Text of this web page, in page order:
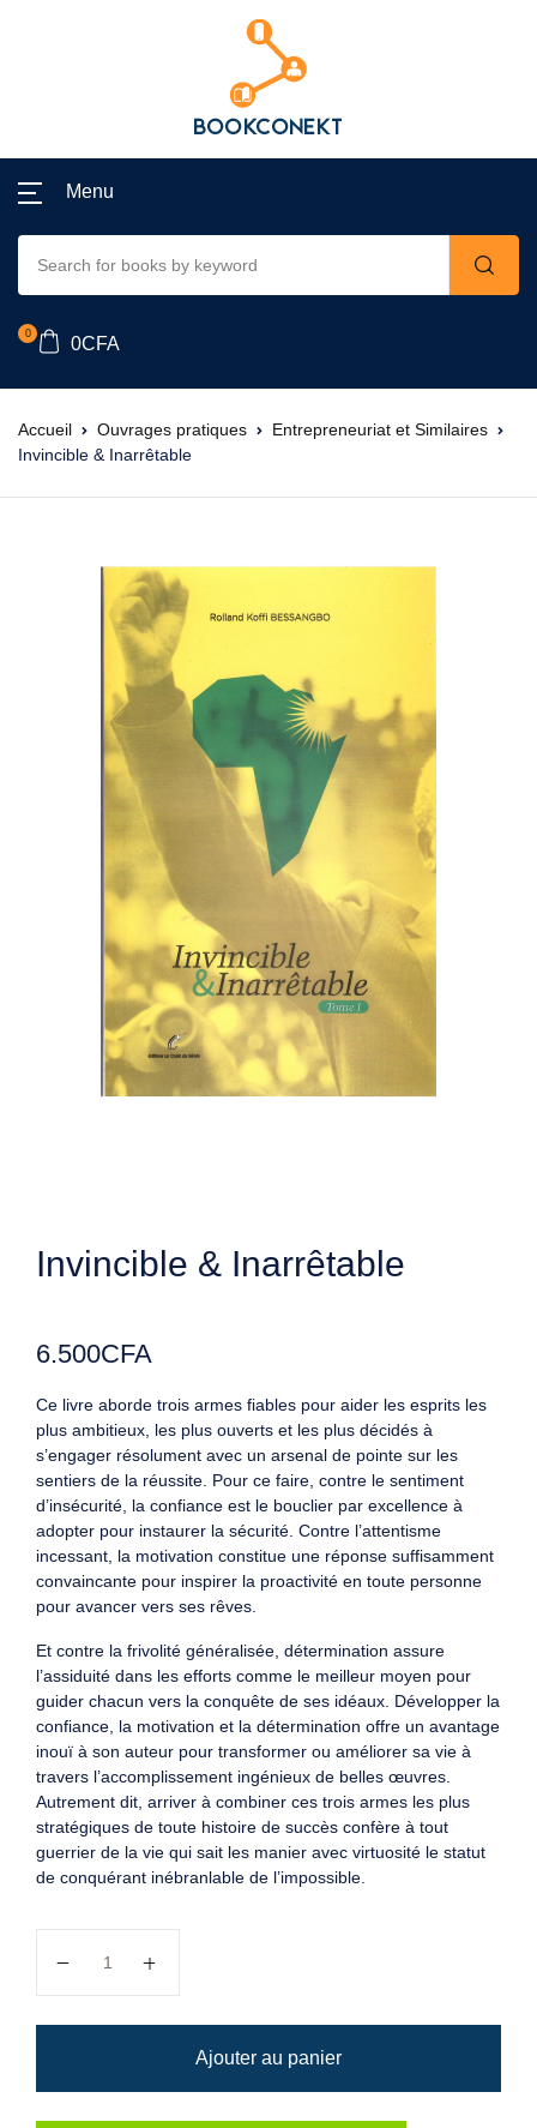
Menu
0
0CFA
Accueil Ouvrages pratiques
Entrepreneuriat et Similaires
Invincible & Inarrêtable
Invincible & Inarrêtable
6.500CFA
Ce livre aborde trois armes fiables pour aider les esprits les
plus ambitieux, les plus ouverts et les plus décidés à
s’engager résolument avec un arsenal de pointe sur les
sentiers de la réussite. Pour ce faire, contre le sentiment
d’insécurité, la confiance est le bouclier par excellence à
adopter pour instaurer la sécurité. Contre l’attentisme
incessant, la motivation constitue une réponse suffisamment
convaincante pour inspirer la proactivité en toute personne
pour avancer vers ses rêves.
Et contre la frivolité généralisée, détermination assure
l’assiduité dans les efforts comme le meilleur moyen pour
guider chacun vers la conquête de ses idéaux. Développer la
confiance, la motivation et la détermination offre un avantage
inouï à son auteur pour transformer ou améliorer sa vie à
travers l’accomplissement ingénieux de belles œuvres.
Autrement dit, arriver à combiner ces trois armes les plus
stratégiques de toute histoire de succès confère à tout
guerrier de la vie qui sait les manier avec virtuosité le statut
de conquérant inébranlable de l’impossible.
Ajouter au panier